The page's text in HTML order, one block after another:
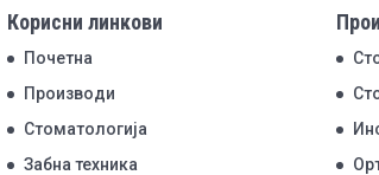
Корисни линкови
Почетна
Производи
Стоматологија
Забна техника